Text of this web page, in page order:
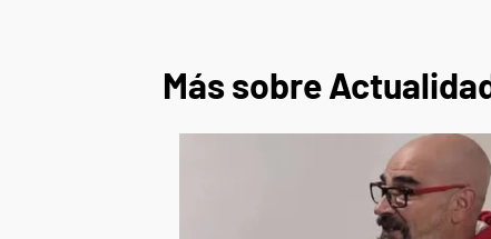
Más sobre